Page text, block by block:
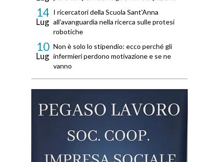
14
Lug
I ricercatori della Scuola Sant'Anna
all'avanguardia nella ricerca sulle protesi
robotiche
10
Lug
Non è solo lo stipendio: ecco perché gli
infermieri perdono motivazione e se ne
vanno